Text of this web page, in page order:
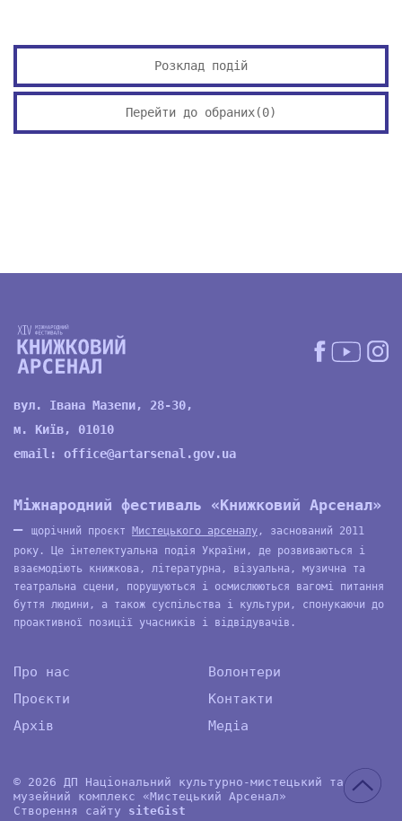
Розклад подій
Перейти до обраних(0)
вул. Івана Мазепи, 28-30,
м. Київ, 01010
email: office@artarsenal.gov.ua
Міжнародний фестиваль «Книжковий Арсенал»
—
щорічний проєкт Мистецького арсеналу , заснований 2011
року. Це інтелектуальна подія України, де розвиваються і
взаємодіють книжкова, літературна, візуальна, музична та
театральна сцени, порушуються і осмислюються вагомі питання
буття людини, а також суспільства і культури, спонукаючи до
проактивної позиції учасників і відвідувачів.
Про нас
Проєкти
Архів
Волонтери
Контакти
Медіа
© 2026 ДП Національний культурно-мистецький та
музейний комплекс «Мистецький Арсенал»
Створення сайту siteGist